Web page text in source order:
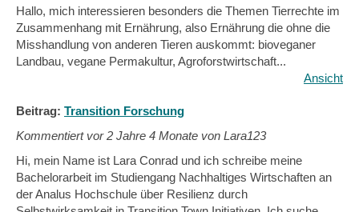
Hallo, mich interessieren besonders die Themen Tierrechte im
Zusammenhang mit Ernährung, also Ernährung die ohne die
Misshandlung von anderen Tieren auskommt: bioveganer
Landbau, vegane Permakultur, Agroforstwirtschaft...
Ansicht
Beitrag: Transition Forschung
Kommentiert vor2 Jahre 4 Monate von Lara123
Hi, mein Name ist Lara Conrad und ich schreibe meine
Bachelorarbeit im Studiengang Nachhaltiges Wirtschaften an
der Analus Hochschule über Resilienz durch